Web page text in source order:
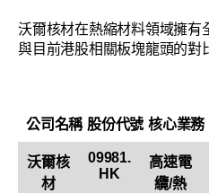
沃爾核材在熱縮材料領域擁有
與目前港股相關板塊龍頭的對
公司名稱 股份代號 核心業務
沃爾核
材
09981.
HK
高速電
纜/熱